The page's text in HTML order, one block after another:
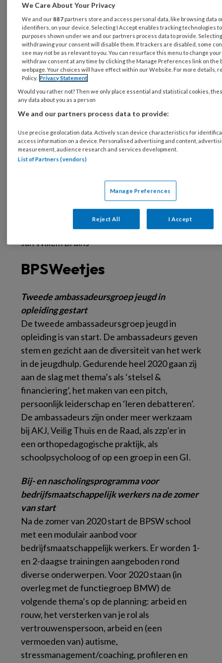
Als je vragen hebt, kun je uiteraard via ons
spreekuur contact zoeken. Daarnaast horen
we graag hoe we ons werk voor jullie nog beter
kunnen doen. We krijgen al veel reacties van
jullie. Heb je zorgen, ideeën of adviezen, laat
het ons weten. Heb je behoefte aan (digitale)
vormen van ontmoeting met collega’s, zoek
contact met ons. Wij kunnen organiseren en
faciliteren. Je kunt contact met ons opnemen
via info@bpsw.nl.
We wensen jullie in deze spannende tijd veel
Jan Willem Bruins
BPSWeetjes
Tweede ambassadeursgroep jeugd in
opleiding gestart
De tweede ambassadeursgroep jeugd in
opleiding is van start. De ambassadeurs geven
stem en gezicht aan de diversiteit van het werk
in de jeugdhulp. Gedurende heel 2020 gaan zij
aan de slag met thema’s als ‘stelsel &
financiering’, het maken van een pitch,
persoonlijk leiderschap en ‘leren debatteren’.
De ambassadeurs zijn onder meer werkzaam
bij AKJ, Veilig Thuis en de Raad, als zzp’er in
een orthopedagogische praktijk, als
schoolpsycholoog of op een groep in een GI.
Bij- en nascholingsprogramma voor
bedrijfsmaatschappelijk werkers na de zomer
van start
Na de zomer van 2020 start de BPSW school
met een modulair aanbod voor
bedrijfsmaatschappelijk werkers. Er worden 1-
en 2-daagse trainingen aangeboden rond
diverse onderwerpen. Voor 2020 staan (in
overleg met de functiegroep BMW) de
volgende thema’s op de planning: arbeid en
rouw, het versterken van je rol als
vertrouwenspersoon, arbeid en (een
vermoeden van) autisme,
stressmanagement/coaching, profileren en
We Care About Your Privacy
We and our887 partners store and access personal data, like browsing data
identifiers, on your device. Selecting I Accept enables tracking technologies
purposes shown under we and our partners process data to provide.
withdrawing your consent will disable them. If trackers are disabled, some
see may not be as relevant to you. You can resurface this menu to change
withdraw consent at any time by clicking the Manage Preferences link on the
webpage. Your choices will have effect within our Website. For more details,
Policy. Privacy Statement
Would you rather not? Then we only place essential and statistical cookies,
any data about you as a person
We and our partners process data to provide:
Use precise geolocation data. Actively scan device characteristics for
access information on a device. Personalised advertising and content,
measurement, audience research and services development.
List of Partners (vendors)
Manage Preferences
Reject All I Accept